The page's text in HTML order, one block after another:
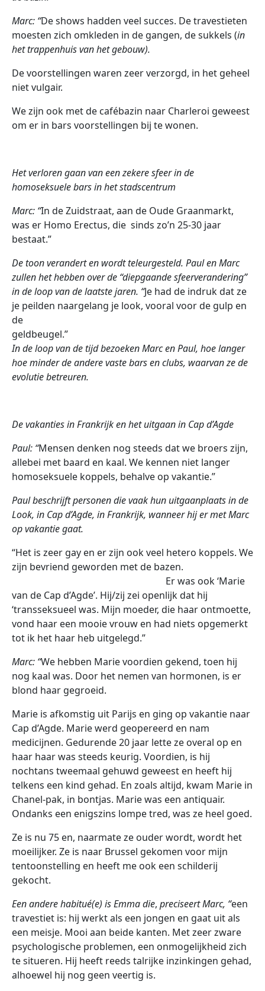
Marc: “De shows hadden veel succes. De travestieten
moesten zich omkleden in de gangen, de sukkels (in
het trappenhuis van het gebouw).
De voorstellingen waren zeer verzorgd, in het geheel
niet vulgair.
We zijn ook met de cafébazin naar Charleroi geweest
om er in bars voorstellingen bij te wonen.
Het verloren gaan van een zekere sfeer in de
homoseksuele bars in het stadscentrum
Marc: “In de Zuidstraat, aan de Oude Graanmarkt,
was er Homo Erectus, die sinds zo’n 25-30 jaar
bestaat.”
De toon verandert en wordt teleurgesteld. Paul en Marc
zullen het hebben over de “diepgaande sfeerverandering”
in de loop van de laatste jaren. “Je had de indruk dat ze
je peilden naargelang je look, vooral voor de gulp en
de
geldbeugel.”
In de loop van de tijd bezoeken Marc en Paul, hoe langer
hoe minder de andere vaste bars en clubs, waarvan ze de
evolutie betreuren.
De vakanties in Frankrijk en het uitgaan in Cap d’Agde
Paul: “Mensen denken nog steeds dat we broers zijn,
allebei met baard en kaal. We kennen niet langer
homoseksuele koppels, behalve op vakantie.”
Paul beschrijft personen die vaak hun uitgaanplaats in de
Look, in Cap d’Agde, in Frankrijk, wanneer hij er met Marc
op vakantie gaat.
“Het is zeer gay en er zijn ook veel hetero koppels. We
zijn bevriend geworden met de bazen.
Er was ook ‘Marie
van de Cap d’Agde’. Hij/zij zei openlijk dat hij
‘transseksueel was. Mijn moeder, die haar ontmoette,
vond haar een mooie vrouw en had niets opgemerkt
tot ik het haar heb uitgelegd.”
Marc: “We hebben Marie voordien gekend, toen hij
nog kaal was. Door het nemen van hormonen, is er
blond haar gegroeid.
Marie is afkomstig uit Parijs en ging op vakantie naar
Cap d’Agde. Marie werd geopereerd en nam
medicijnen. Gedurende 20 jaar lette ze overal op en
haar haar was steeds keurig. Voordien, is hij
nochtans tweemaal gehuwd geweest en heeft hij
telkens een kind gehad. En zoals altijd, kwam Marie in
Chanel-pak, in bontjas. Marie was een antiquair.
Ondanks een enigszins lompe tred, was ze heel goed.
Ze is nu 75 en, naarmate ze ouder wordt, wordt het
moeilijker. Ze is naar Brussel gekomen voor mijn
tentoonstelling en heeft me ook een schilderij
gekocht.
Een andere habitué(e) is Emma die, preciseert Marc, “een
travestiet is: hij werkt als een jongen en gaat uit als
een meisje. Mooi aan beide kanten. Met zeer zware
psychologische problemen, een onmogelijkheid zich
te situeren. Hij heeft reeds talrijke inzinkingen gehad,
alhoewel hij nog geen veertig is.